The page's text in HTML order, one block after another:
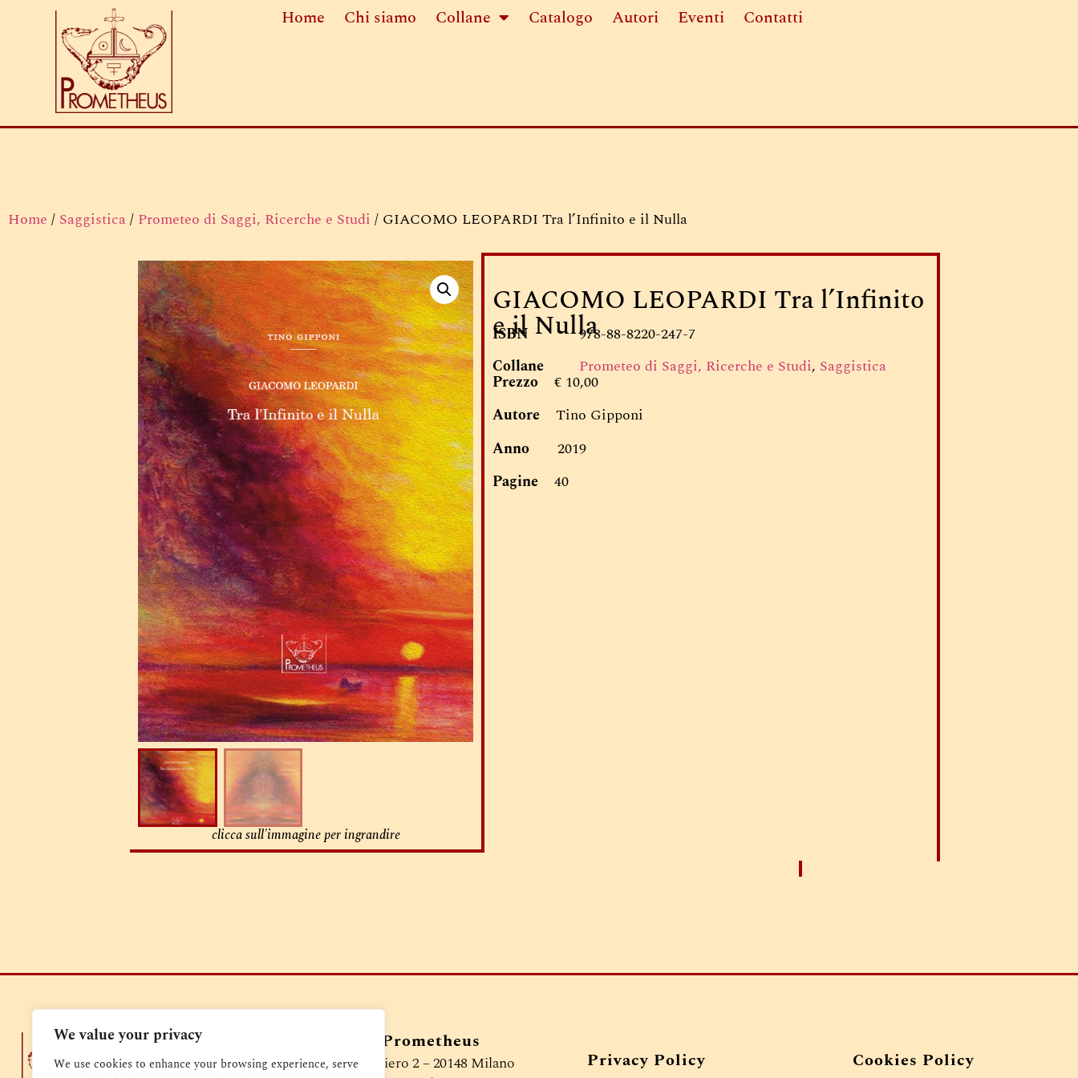
We value your privacy
We use cookies to enhance your browsing experience, serve
Home Chi siamo Collane Catalogo Autori Eventi Contatti
Home / Saggistica/ Prometeo di Saggi, Ricerche e Studi / GIACOMO LEOPARDI Tra l’Infinito e il Nulla
clicca sull'immagine per ingrandire
GIACOMO LEOPARDI Tra l’Infinito
e il Nulla
ISBN
978-88-8220-247-7
Collane
Prometeo di Saggi, Ricerche e Studi, Saggistica
Prezzo€ 10,00
AutoreTino Gipponi
Anno2019
Pagine40
Casa Editrice Prometheus
Via Sebastiano Veniero 2 – 20148 Milano
Privacy Policy Cookies Policy